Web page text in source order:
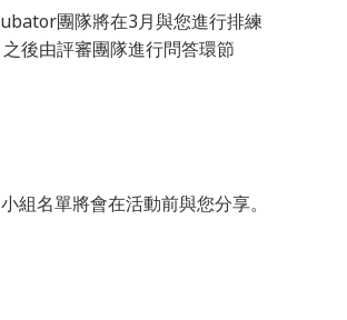
團隊將在3月與您進行排練
後由評審團隊進行問答環節
組名單將會在活動前與您分享。